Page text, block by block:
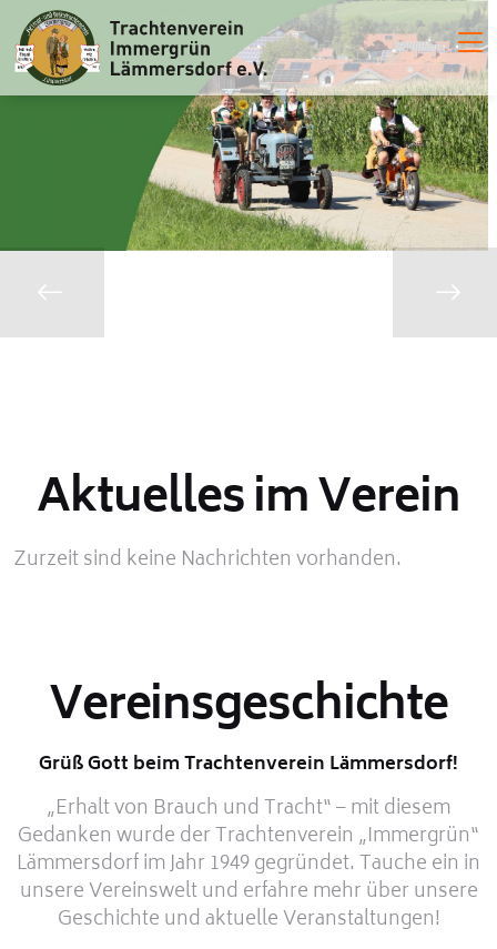
Aktuelles im Verein
Zurzeit sind keine Nachrichten vorhanden.
Vereinsgeschichte
Grüß Gott beim Trachtenverein Lämmersdorf!
„Erhalt von Brauch und Tracht“ – mit diesem
Gedanken wurde der Trachtenverein „Immergrün“
Lämmersdorf im Jahr 1949 gegründet. Tauche ein in
unsere Vereinswelt und erfahre mehr über unsere
Geschichte und aktuelle Veranstaltungen!